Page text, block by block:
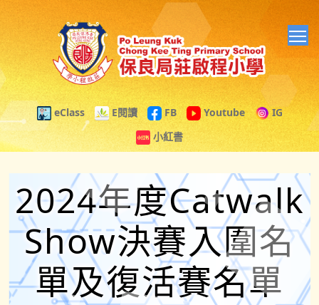
eClass E閱讀 FB Youtube
IG
小紅書
2024年度Catwalk
Show決賽入圍名
單及復活賽名單